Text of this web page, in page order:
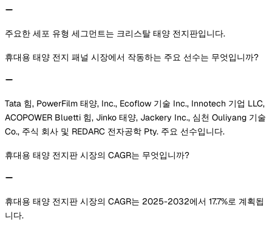
주요한 세포 유형 세그먼트는 크리스탈 태양 전지판입니다.
휴대용 태양 전지 패널 시장에서 작동하는 주요 선수는 무엇입니까?
Tata 힘, PowerFilm 태양, Inc., Ecoflow 기술 Inc., Innotech 기업 LLC,
ACOPOWER Bluetti 힘, Jinko 태양, Jackery Inc., 심천 Ouliyang 기술
Co., 주식 회사 및 REDARC 전자공학 Pty. 주요 선수입니다.
휴대용 태양 전지판 시장의 CAGR는 무엇입니까?
휴대용 태양 전지판 시장의 CAGR는 2025-2032에서 17.7%로 계획됩
니다.